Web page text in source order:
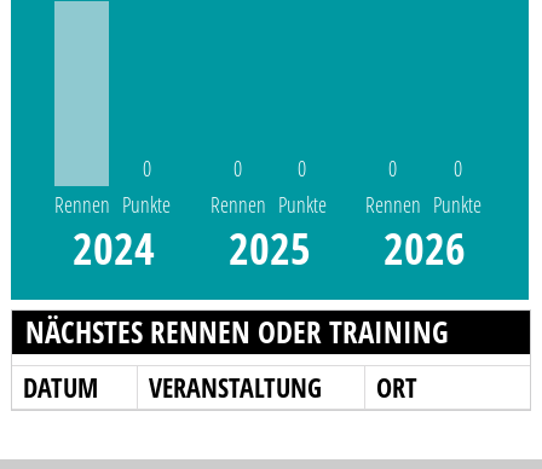
Rennen
0
Punkte
2024
0
Rennen
0
Punkte
2025
0
Rennen
0
Punkte
2026
NÄCHSTES RENNEN ODER TRAINING
DATUM VERANSTALTUNG ORT